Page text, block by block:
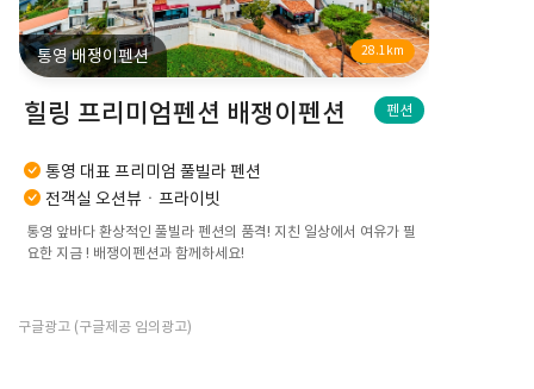
통영 배쟁이펜션 28.1km
힐링 프리미엄펜션 배쟁이펜션 펜션
통영 대표 프리미엄 풀빌라 펜션
전객실 오션뷰ㆍ프라이빗
통영 앞바다 환상적인 풀빌라 펜션의 품격! 지친 일상에서 여유가 필
요한 지금 ! 배쟁이펜션과 함께하세요!
구글광고 (구글제공 임의광고)